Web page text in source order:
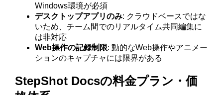
Windows環境が必須
デスクトップアプリのみ: クラウドベースではな
いため、チーム間でのリアルタイム共同編集に
は非対応
Web操作の記録制限: 動的なWeb操作やアニメー
ションのキャプチャには限界がある
StepShot Docsの料金プラン・価